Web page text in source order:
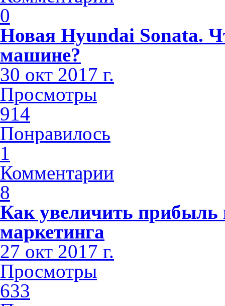
0
Новая Hyundai Sonata.
машине?
30 окт 2017 г.
Просмотры
914
Понравилось
1
Комментарии
8
Как увеличить прибыль
маркетинга
27 окт 2017 г.
Просмотры
633